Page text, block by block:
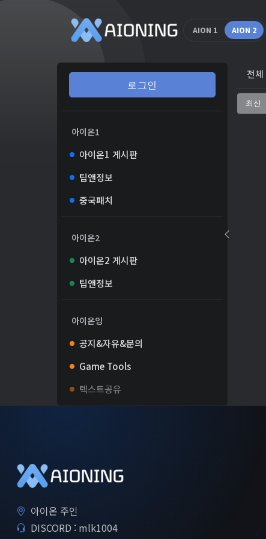
AION 1 AION 2
로그인
아이온1
아이온1 게시판
팁앤정보
중국패치
아이온2
아이온2 게시판
팁앤정보
아이온잉
공지&자유&문의
Game Tools
텍스트공유
전체
최신
아이온 주인
DISCORD : mlk1004